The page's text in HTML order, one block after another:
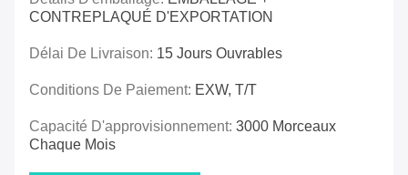
CONTREPLAQUÉ D'EXPORTATION
Délai De Livraison: 15 Jours Ouvrables
Conditions De Paiement: EXW, T/T
Capacité D'approvisionnement: 3000 Morceaux
Chaque Mois